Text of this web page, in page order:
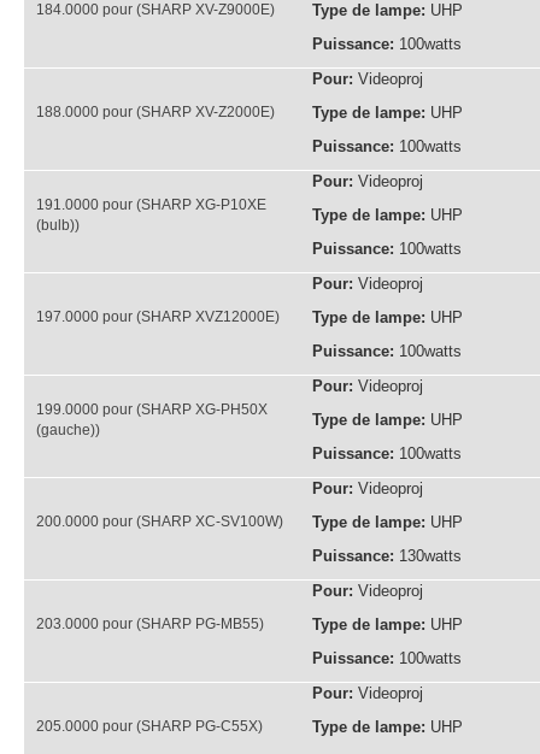
184.0000 pour (SHARP XV-Z9000E)
Type de lampe: UHP
Puissance: 100watts
188.0000 pour (SHARP XV-Z2000E)
Pour: Videoproj
Type de lampe: UHP
Puissance: 100watts
191.0000 pour (SHARP XG-P10XE
(bulb))
Pour: Videoproj
Type de lampe: UHP
Puissance: 100watts
197.0000 pour (SHARP XVZ12000E)
Pour: Videoproj
Type de lampe: UHP
Puissance: 100watts
199.0000 pour (SHARP XG-PH50X
(gauche))
Pour: Videoproj
Type de lampe: UHP
Puissance: 100watts
200.0000 pour (SHARP XC-SV100W)
Pour: Videoproj
Type de lampe: UHP
Puissance: 130watts
203.0000 pour (SHARP PG-MB55)
Pour: Videoproj
Type de lampe: UHP
Puissance: 100watts
205.0000 pour (SHARP PG-C55X)
Pour: Videoproj
Type de lampe: UHP